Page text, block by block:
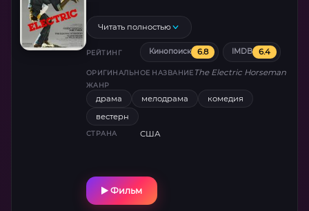
популярной журналистки ищет
скандальные новости, а находит любовь…
Читать полностью
РЕЙТИНГ Кинопоиск 6.8 IMDB 6.4
ОРИГИНАЛЬНОЕ НАЗВАНИЕ The Electric Horseman
ЖАНР
драма мелодрама
комедия
вестерн
СТРАНА США
Фильм